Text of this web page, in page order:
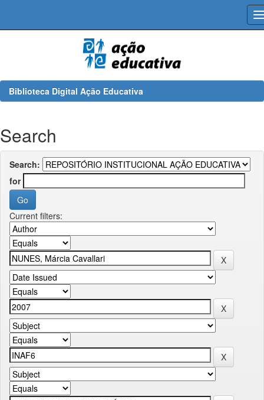
Biblioteca Digital Ação Educativa
Search
Search:
for
Current filters: